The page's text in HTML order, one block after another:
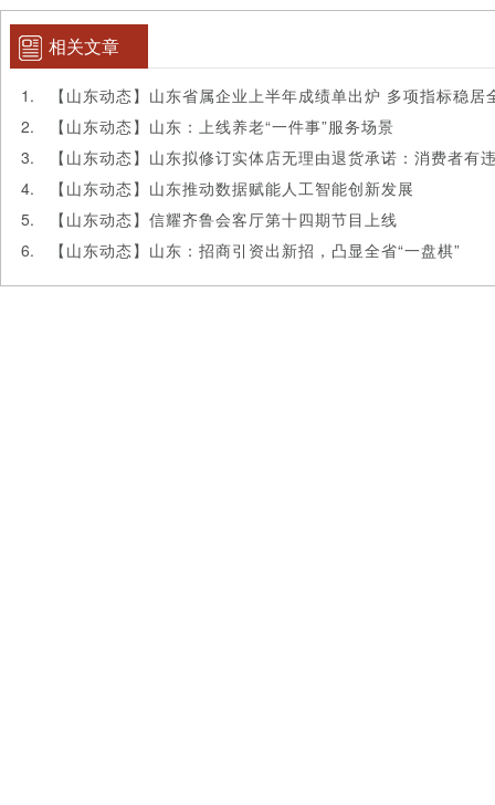
相关文章
【山东动态】山东省属企业上半年成绩单出炉 多项指标稳居
【山东动态】山东：上线养老“一件事”服务场景
【山东动态】山东推动数据赋能人工智能创新发展
【山东动态】信耀齐鲁会客厅第十四期节目上线
【山东动态】山东：招商引资出新招，凸显全省“一盘棋”